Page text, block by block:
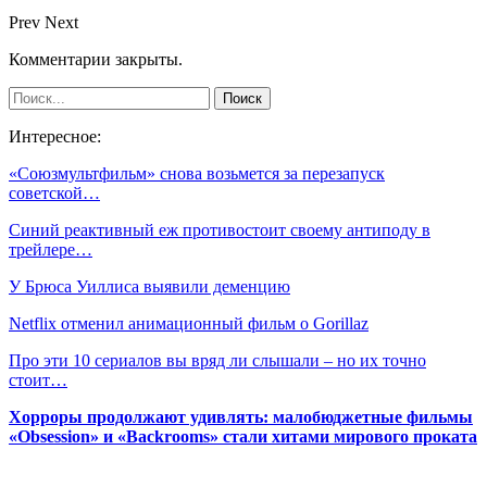
Prev Next
Комментарии закрыты.
Интересное:
«Союзмультфильм» снова возьмется за перезапуск
советской…
Синий реактивный еж противостоит своему антиподу в
трейлере…
У Брюса Уиллиса выявили деменцию
Netflix отменил анимационный фильм о Gorillaz
Про эти 10 сериалов вы вряд ли слышали – но их точно
стоит…
Хорроры продолжают удивлять: малобюджетные фильмы
«Obsession» и «Backrooms» стали хитами мирового проката